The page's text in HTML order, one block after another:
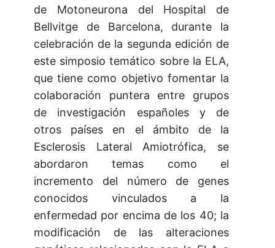
de Motoneurona del Hospital de
Bellvitge de Barcelona, durante la
celebración de la segunda edición de
este simposio temático sobre la ELA,
que tiene como objetivo fomentar la
colaboración puntera entre grupos
de investigación españoles y de
otros países en el ámbito de la
Esclerosis Lateral Amiotrófica, se
abordaron temas como el
incremento del número de genes
conocidos vinculados a la
enfermedad por encima de los 40; la
modificación de las alteraciones